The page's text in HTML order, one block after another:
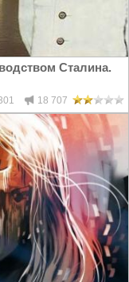
Сталина.
18 707